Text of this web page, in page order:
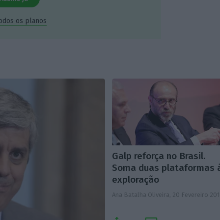
os planos
Galp reforça no Brasil.
Soma duas plataformas
exploração
Ana Batalha Oliveira, 20 Fevereiro